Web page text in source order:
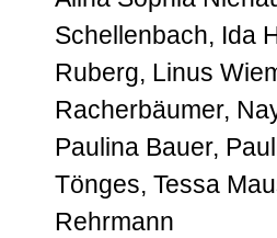
Schellenbach, Ida
Ruberg, Linus
Racherbäumer,
Paulina Bauer,
Tönges, Tessa
Rehrmann